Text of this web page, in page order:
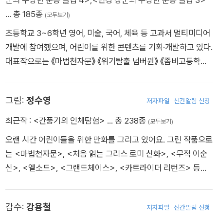
… 총 185종 (모두보기)
초등학교 3~6학년 영어, 미술, 국어, 체육 등 교과서 멀티미디어
개발에 참여했으며, 어린이를 위한 콘텐츠를 기획·개발하고 있다.
대표작으로는 《마법천자문》 《위기탈출 넘버원》 《좀비고등학교》
그림: 정수영 저자파일 신간알림 신청
최근작 : <간풍기의 인체탐험> … 총 238종 (모두보기)
오랜 시간 어린이들을 위한 만화를 그리고 있어요. 그린 작품으로
는 <마법천자문>, <처음 읽는 그리스 로미 신화>, <무적 이순
신>, <엘소드>, <그랜드체이스>, <카트라이더 리턴즈> 등이
감수: 강용철 저자파일 신간알림 신청